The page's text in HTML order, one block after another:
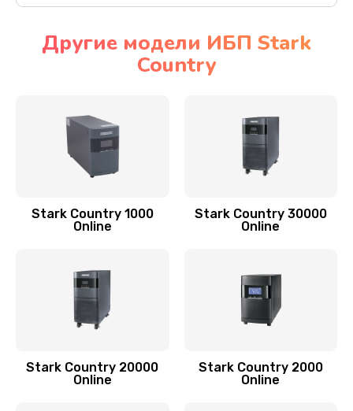
Другие модели ИБП Stark
Country
Stark Country 1000
Online
Stark Country 30000
Online
Stark Country 20000
Online
Stark Country 2000
Online